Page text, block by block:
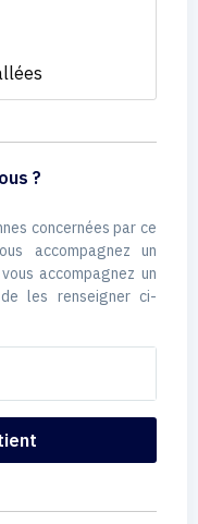
?
concernées par ce
accompagnez un
accompagnez un
les renseigner ci-